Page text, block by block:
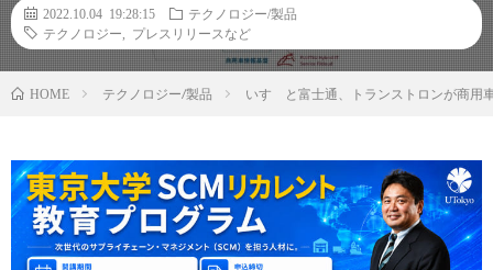
2022.10.04 19:28:15
テクノロジー/製品
テクノロジー
プレスリリースなど
HOME テクノロジー/製品 いすゞと富士通、トランストロンが商用